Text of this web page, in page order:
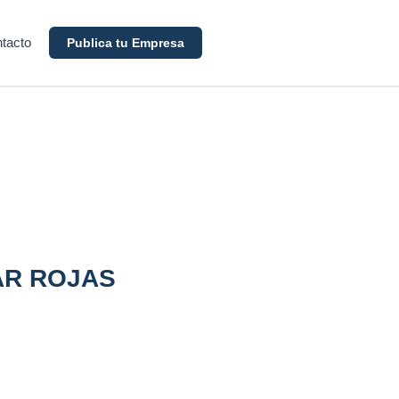
Publica tu Empresa
ROJAS